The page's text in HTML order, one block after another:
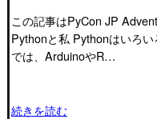
この記事はPyCon JP
Pythonと私 Pythonはいろ
では、ArduinoやR…
続きを読む